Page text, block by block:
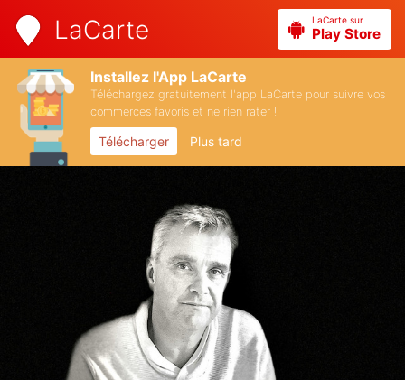
LaCarte LaCarte sur
Play Store
Installez l'App LaCarte
Téléchargez gratuitement l'app LaCarte pour suivre vos
commerces favoris et ne rien rater !
Télécharger Plus tard